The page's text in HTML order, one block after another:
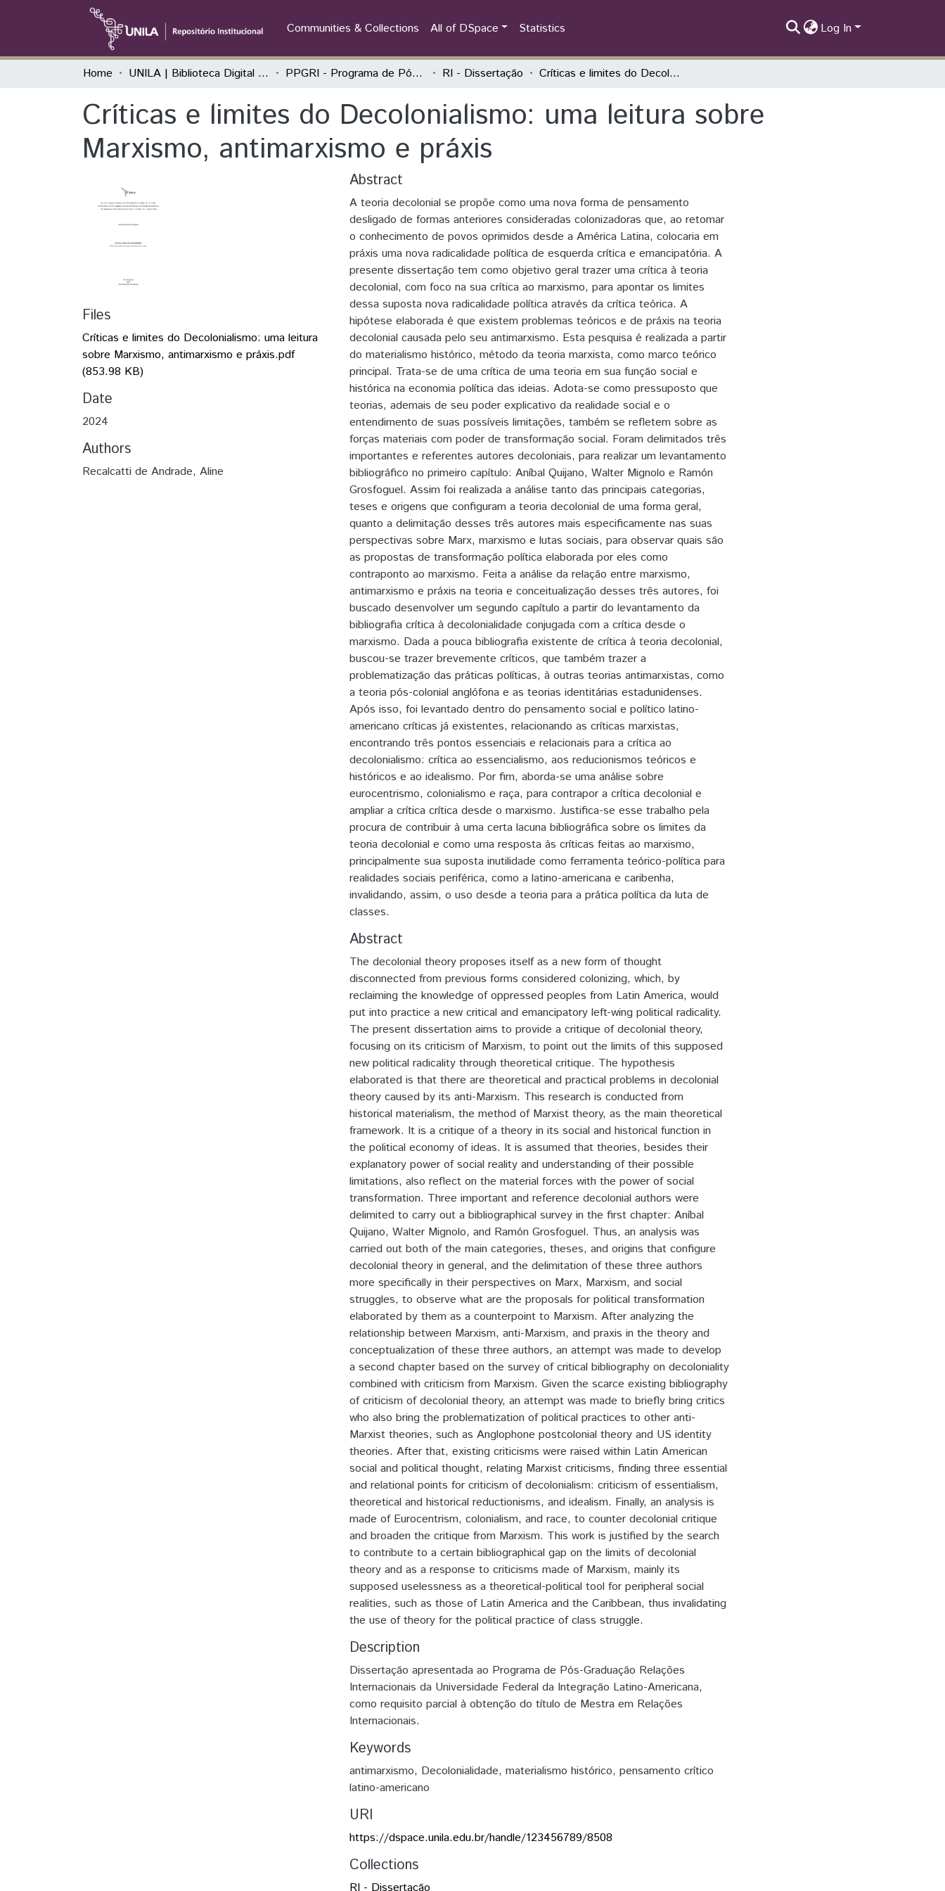
Communities & Collections All of DSpace Statistics Log In
Home UNILA | Biblioteca Digital de Dissertações e Teses PPGRI - Programa de Pós-Graduação em Relações Internacionais RI - Dissertação Críticas e limites do Decolonialismo: uma leitura sobre Marxismo, antimarxismo e práxis
Críticas e limites do Decolonialismo: uma leitura sobre
Marxismo, antimarxismo e práxis
Files
Críticas e limites do Decolonialismo: uma leitura
sobre Marxismo, antimarxismo e práxis.pdf
(853.98 KB)
Date
2024
Authors
Recalcatti de Andrade, Aline
Abstract
A teoria decolonial se propõe como uma nova forma de pensamento
desligado de formas anteriores consideradas colonizadoras que, ao retomar
o conhecimento de povos oprimidos desde a América Latina, colocaria em
práxis uma nova radicalidade política de esquerda crítica e emancipatória. A
presente dissertação tem como objetivo geral trazer uma crítica à teoria
decolonial, com foco na sua crítica ao marxismo, para apontar os limites
dessa suposta nova radicalidade política através da crítica teórica. A
hipótese elaborada é que existem problemas teóricos e de práxis na teoria
decolonial causada pelo seu antimarxismo. Esta pesquisa é realizada a partir
do materialismo histórico, método da teoria marxista, como marco teórico
principal. Trata-se de uma crítica de uma teoria em sua função social e
histórica na economia política das ideias. Adota-se como pressuposto que
teorias, ademais de seu poder explicativo da realidade social e o
entendimento de suas possíveis limitações, também se refletem sobre as
forças materiais com poder de transformação social. Foram delimitados três
importantes e referentes autores decoloniais, para realizar um levantamento
bibliográfico no primeiro capítulo: Aníbal Quijano, Walter Mignolo e Ramón
Grosfoguel. Assim foi realizada a análise tanto das principais categorias,
teses e origens que configuram a teoria decolonial de uma forma geral,
quanto a delimitação desses três autores mais especificamente nas suas
perspectivas sobre Marx, marxismo e lutas sociais, para observar quais são
as propostas de transformação política elaborada por eles como
contraponto ao marxismo. Feita a análise da relação entre marxismo,
antimarxismo e práxis na teoria e conceitualização desses três autores, foi
buscado desenvolver um segundo capítulo a partir do levantamento da
bibliografia crítica à decolonialidade conjugada com a crítica desde o
marxismo. Dada a pouca bibliografia existente de crítica à teoria decolonial,
buscou-se trazer brevemente críticos, que também trazer a
problematização das práticas políticas, à outras teorias antimarxistas, como
a teoria pós-colonial anglófona e as teorias identitárias estadunidenses.
Após isso, foi levantado dentro do pensamento social e político latino-
americano críticas já existentes, relacionando as críticas marxistas,
encontrando três pontos essenciais e relacionais para a crítica ao
decolonialismo: crítica ao essencialismo, aos reducionismos teóricos e
históricos e ao idealismo. Por fim, aborda-se uma análise sobre
eurocentrismo, colonialismo e raça, para contrapor a crítica decolonial e
ampliar a crítica crítica desde o marxismo. Justifica-se esse trabalho pela
procura de contribuir à uma certa lacuna bibliográfica sobre os limites da
teoria decolonial e como uma resposta às críticas feitas ao marxismo,
principalmente sua suposta inutilidade como ferramenta teórico-política para
realidades sociais periférica, como a latino-americana e caribenha,
invalidando, assim, o uso desde a teoria para a prática política da luta de
classes.
Abstract
The decolonial theory proposes itself as a new form of thought
disconnected from previous forms considered colonizing, which, by
reclaiming the knowledge of oppressed peoples from Latin America, would
put into practice a new critical and emancipatory left-wing political radicality.
The present dissertation aims to provide a critique of decolonial theory,
focusing on its criticism of Marxism, to point out the limits of this supposed
new political radicality through theoretical critique. The hypothesis
elaborated is that there are theoretical and practical problems in decolonial
theory caused by its anti-Marxism. This research is conducted from
historical materialism, the method of Marxist theory, as the main theoretical
framework. It is a critique of a theory in its social and historical function in
the political economy of ideas. It is assumed that theories, besides their
explanatory power of social reality and understanding of their possible
limitations, also reflect on the material forces with the power of social
transformation. Three important and reference decolonial authors were
delimited to carry out a bibliographical survey in the first chapter: Aníbal
Quijano, Walter Mignolo, and Ramón Grosfoguel. Thus, an analysis was
carried out both of the main categories, theses, and origins that configure
decolonial theory in general, and the delimitation of these three authors
more specifically in their perspectives on Marx, Marxism, and social
struggles, to observe what are the proposals for political transformation
elaborated by them as a counterpoint to Marxism. After analyzing the
relationship between Marxism, anti-Marxism, and praxis in the theory and
conceptualization of these three authors, an attempt was made to develop
a second chapter based on the survey of critical bibliography on decoloniality
combined with criticism from Marxism. Given the scarce existing bibliography
of criticism of decolonial theory, an attempt was made to briefly bring critics
who also bring the problematization of political practices to other anti-
Marxist theories, such as Anglophone postcolonial theory and US identity
theories. After that, existing criticisms were raised within Latin American
social and political thought, relating Marxist criticisms, finding three essential
and relational points for criticism of decolonialism: criticism of essentialism,
theoretical and historical reductionisms, and idealism. Finally, an analysis is
made of Eurocentrism, colonialism, and race, to counter decolonial critique
and broaden the critique from Marxism. This work is justified by the search
to contribute to a certain bibliographical gap on the limits of decolonial
theory and as a response to criticisms made of Marxism, mainly its
supposed uselessness as a theoretical-political tool for peripheral social
realities, such as those of Latin America and the Caribbean, thus invalidating
the use of theory for the political practice of class struggle.
Description
Dissertação apresentada ao Programa de Pós-Graduação Relações
Internacionais da Universidade Federal da Integração Latino-Americana,
como requisito parcial à obtenção do título de Mestra em Relações
Internacionais.
Keywords
antimarxismo, Decolonialidade, materialismo histórico, pensamento crítico
latino-americano
URI
https://dspace.unila.edu.br/handle/123456789/8508
Collections